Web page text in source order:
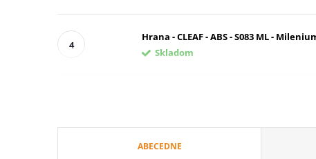
Hrana - CLEAF - ABS - S083 ML -
Skladom
ABECEDNE